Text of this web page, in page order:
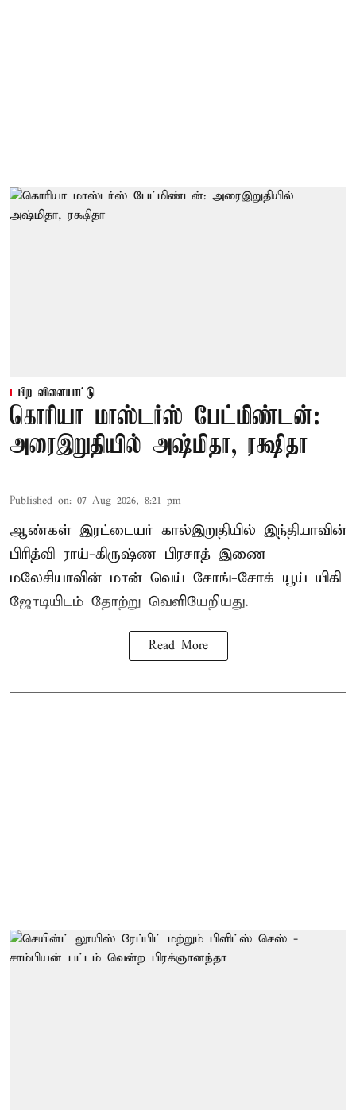
பிற விளையாட்டு
கொரியா மாஸ்டர்ஸ் பேட்மிண்டன்:
அரைஇறுதியில் அஷ்மிதா, ரக்ஷிதா
Published on: 07 Aug 2026, 8:21 pm
ஆண்கள் இரட்டையர் கால்இறுதியில் இந்தியாவின்
பிரித்வி ராய்-கிருஷ்ண பிரசாத் இணை
மலேசியாவின் மான் வெய் சோங்-சோக் யூய் யிகி
ஜோடியிடம் தோற்று வெளியேறியது.
Read More